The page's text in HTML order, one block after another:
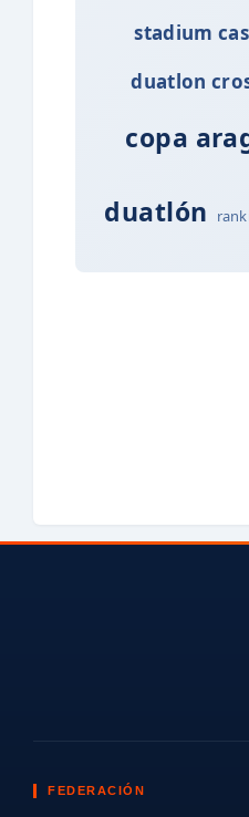
stadium
duatlon
copa
duatlón
FEDERACIÓN